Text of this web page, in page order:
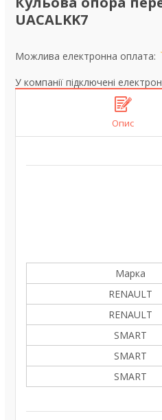
UACALKK7
У компанії підключені
Опис
Марка
RENAULT
RENAULT
SMART
SMART
SMART